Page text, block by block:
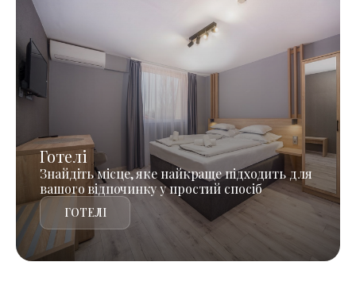
Готелі
Знайдіть місце, яке найкраще підходить для
вашого відпочинку у простий спосіб
ГОТЕЛІ